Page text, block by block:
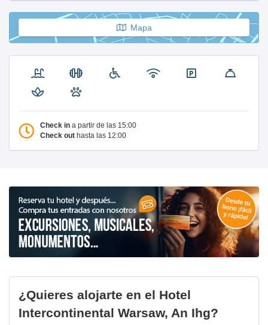
Mapa
Check in a partir de las 15:00
Check out hasta las 12:00
¿Quieres alojarte en el Hotel
Intercontinental Warsaw, An Ihg?